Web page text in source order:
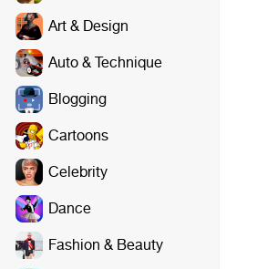
Art & Design
Auto & Technique
Blogging
Cartoons
Celebrity
Dance
Fashion & Beauty